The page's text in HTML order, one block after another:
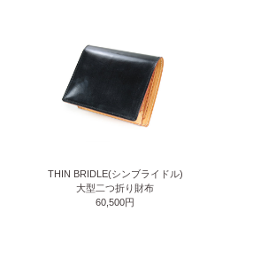
THIN BRIDLE(シンブライドル)
大型二つ折り財布
60,500円